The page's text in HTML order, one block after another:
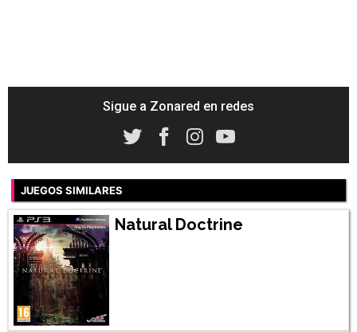
Sigue a Zonared en redes
JUEGOS SIMILARES
Natural Doctrine